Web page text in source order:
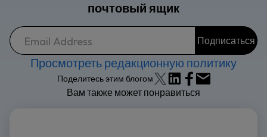
почтовый ящик
Просмотреть редакционную политику
Поделитесь этим блогом
Вам также может понравиться